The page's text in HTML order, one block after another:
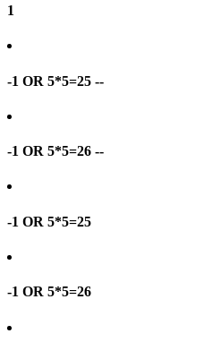
1
-1 OR 5*5=25 --
-1 OR 5*5=26 --
-1 OR 5*5=25
-1 OR 5*5=26